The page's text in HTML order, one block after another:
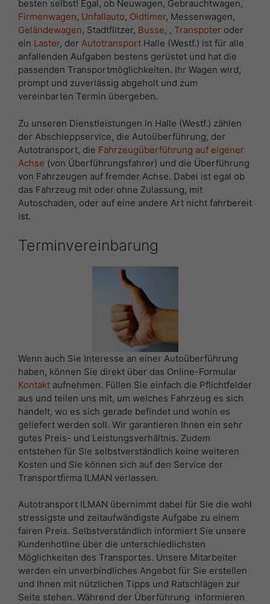
besten selbst! Egal, ob Neuwagen, Gebrauchtwagen,
Firmenwagen, Unfallauto, Oldtimer, Messenwagen,
Geländewagen, Stadtflitzer, Busse, , Transpoter oder
ein Laster, der Autotransport Halle (Westf.) ist für alle
anfallenden Aufgaben bestens gerüstet und hat die
passenden Transportmöglichkeiten. Ihr Wagen wird,
prompt und zuverlässig abgeholt und zum
vereinbarten Termin übergeben.
Zu unseren Dienstleistungen in Halle (Westf.) zählen
der Abschleppservice, die Autoüberführung, der
Autotransport, die Fahrzeugüberführung auf eigener
Achse (von Überführungsfahrer) und die Überführung
von Fahrzeugen auf fremder Achse. Dabei ist egal ob
das Fahrzeug mit oder ohne Zulassung, mit
Autoschaden, oder auf eine andere Art nicht fahrbereit
ist.
Terminvereinbarung
Wenn auch Sie Interesse an einer Autoüberführung
haben, können Sie direkt über das Online-Formular
Kontakt aufnehmen. Füllen Sie einfach die Pflichtfelder
aus und teilen uns mit, um welches Fahrzeug es sich
handelt, wo es sich gerade befindet und wohin es
geliefert werden soll. Wir garantieren Ihnen ein sehr
gutes Preis- und Leistungsverhältnis. Zudem
entstehen für Sie selbstverständlich keine weiteren
Kosten und Sie können sich auf den Service der
Transportfirma ILMAN verlassen.
Autotransport ILMAN übernimmt dabei für Sie die wohl
stressigste und zeitaufwändigste Aufgabe zu einem
fairen Preis. Selbstverständlich informiert Sie unsere
Kundenhotline über die unterschiedlichsten
Möglichkeiten des Transportes. Unsere Mitarbeiter
werden ein unverbindliches Angebot für Sie erstellen
und Ihnen mit nützlichen Tipps und Ratschlägen zur
Seite stehen. Während der Überführung informieren